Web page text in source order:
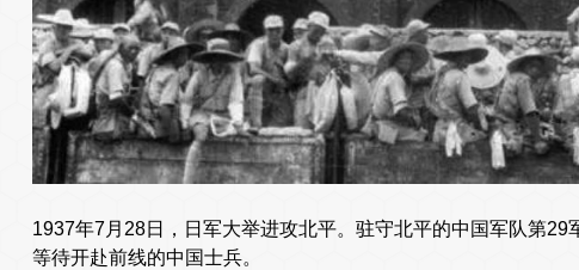
1937年7月28日，日军大举进攻北平。驻守北平的中国军队第
等待开赴前线的中国士兵。